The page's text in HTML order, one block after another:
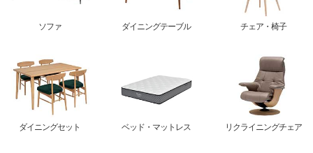
ソファ ダイニングテーブル チェア・椅子
ダイニングセット ベッド・マットレス リクライニングチェア